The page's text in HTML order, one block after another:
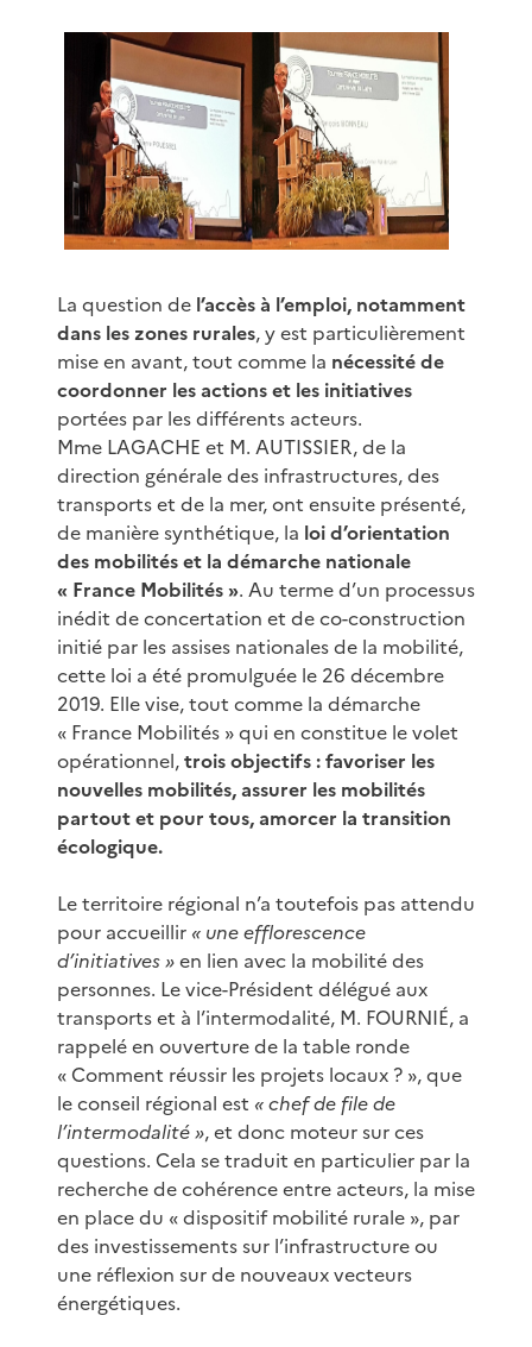
La question de l’accès à l’emploi, notamment
dans les zones rurales, y est particulièrement
mise en avant, tout comme la nécessité de
coordonner les actions et les initiatives
portées par les différents acteurs.
Mme LAGACHE et M. AUTISSIER, de la
direction générale des infrastructures, des
transports et de la mer, ont ensuite présenté,
de manière synthétique, la loi d’orientation
des mobilités et la démarche nationale
« France Mobilités ». Au terme d’un processus
inédit de concertation et de co-construction
initié par les assises nationales de la mobilité,
cette loi a été promulguée le 26 décembre
2019. Elle vise, tout comme la démarche
« France Mobilités » qui en constitue le volet
opérationnel,trois objectifs : favoriser les
nouvelles mobilités, assurer les mobilités
partout et pour tous, amorcer la transition
écologique.
Le territoire régional n’a toutefois pas attendu
pour accueillir « une efflorescence
d’initiatives »en lien avec la mobilité des
personnes. Le vice-Président délégué aux
transports et à l’intermodalité, M. FOURNIÉ, a
rappelé en ouverture de la table ronde
« Comment réussir les projets locaux ? », que
le conseil régional est « chef de file de
l’intermodalité », et donc moteur sur ces
questions. Cela se traduit en particulier par la
recherche de cohérence entre acteurs, la mise
en place du « dispositif mobilité rurale », par
des investissements sur l’infrastructure ou
une réflexion sur de nouveaux vecteurs
énergétiques.